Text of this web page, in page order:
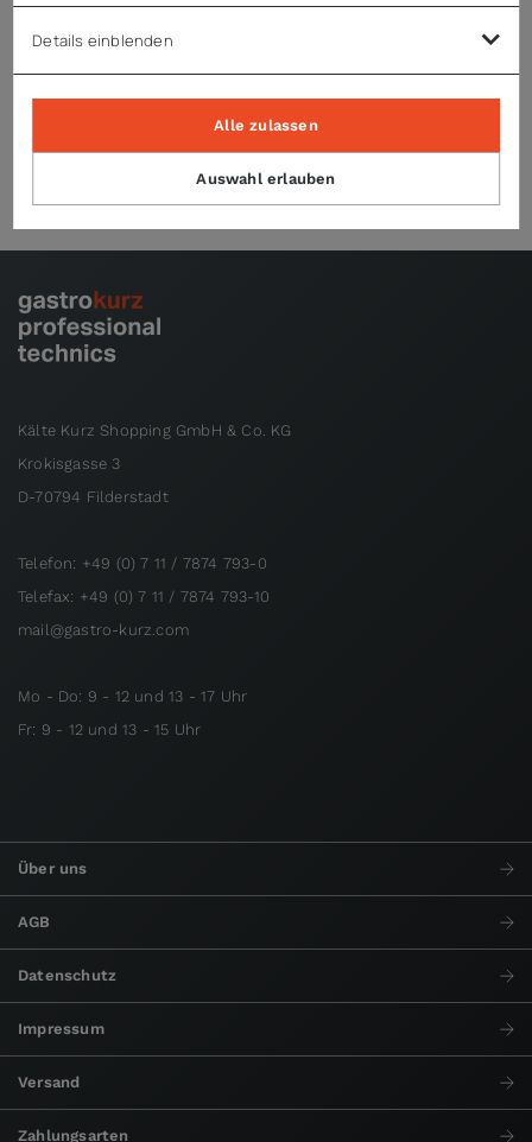
Stablänge: 250 mm
Kälte Kurz Shopping GmbH & Co. KG
Krokisgasse 3
D-70794 Filderstadt
Telefon: +49 (0) 7 11 / 7874 793-0
Telefax: +49 (0) 7 11 / 7874 793-10
mail@gastro-kurz.com
Mo - Do: 9 - 12 und 13 - 17 Uhr
Fr: 9 - 12 und 13 - 15 Uhr
Über uns
AGB
Datenschutz
Impressum
Versand
Zahlungsarten
Details einblenden
Auswahl erlauben
Alle zulassen